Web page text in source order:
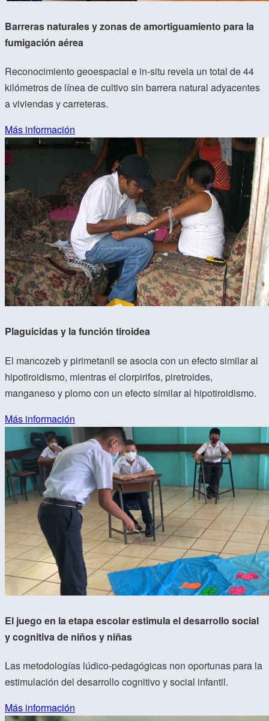
Barreras naturales y zonas de amortiguamiento para la
fumigación aérea
Reconocimiento geoespacial e in-situ revela un total de 44
kilómetros de línea de cultivo sin barrera natural adyacentes
a viviendas y carreteras.
Más información
Plaguicidas y la función tiroidea
El mancozeb y pirimetanil se asocia con un efecto similar al
hipotiroidismo, mientras el clorpirifos, piretroides,
manganeso y plomo con un efecto similar al hipotiroidismo.
Más información
El juego en la etapa escolar estimula el desarrollo social
y cognitiva de niños y niñas
Las metodologías lúdico-pedagógicas non oportunas para la
estimulación del desarrollo cognitivo y social infantil.
Más información